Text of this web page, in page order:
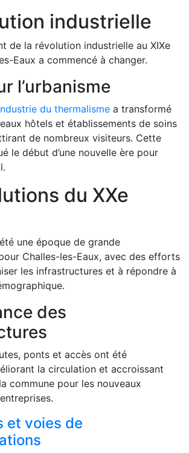
industrielle
de la révolution industrielle au XIXe
Eaux a commencé à changer.
l’urbanisme
du thermalisme a transformé
hôtels et établissements de soins
de nombreux visiteurs. Cette
le début d’une nouvelle ère pour
du XXe
une époque de grande
Challes-les-Eaux, avec des efforts
les infrastructures et à répondre à
des
ponts et accès ont été
la circulation et accroissant
commune pour les nouveaux
et voies de